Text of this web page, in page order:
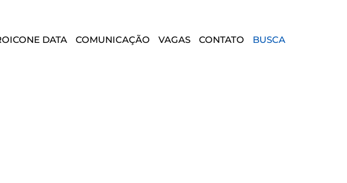
DATA COMUNICAÇÃO VAGAS CONTATO BUSCA